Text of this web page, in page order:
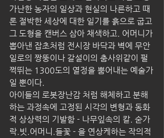
가난한 농자의 일상과 현실의 나른하고 때
론 절박한 세상에 대한 일기를 흙으로 굽고
그 도형을 캔버스 삼아 채색하고. 어머니가
뽑아낸 잡초처럼 전시장 바닥과 벽에 무안
일로의 짱뚱이나 갈설이의 춤사위같이 펄
쩍뛰는 1300도의 열정을 뿜어내는 예술가
일 뿐이다.
아이들의 로봇장난감 처럼 해체하고 분해
하는 과정속에 고정된 시각의 변형과 동화
적 상상력의 기발함 - 나무잎속의 칼. 숟가
락.빗.어머니.들꽃 - 을 연상케하는 작의적